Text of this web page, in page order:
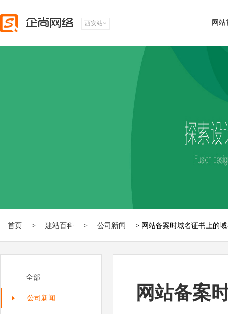
西安站 网站
首页 > 建站百科 > 公司新闻 > 网站备案时域名证书上的
全部
公司新闻 网站备案